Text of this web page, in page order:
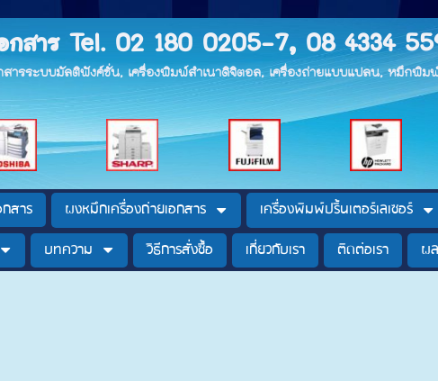
กสาร Tel. 02 180 0205-7, 08 4334
กสารระบบมัลติฟังค์ชั่น, เครื่องพิมพ์สำเนาดิจิตอล, เครื่องถ่ายแบบแปลน, หมึก
กสาร ผงหมึกเครื่องถ่ายเอกสาร เครื่องพิมพ์ปริ้นเตอร์เลเซอร์
บทความ วิธีการสั่งซื้อ เกี่ยวกับเรา ติดต่อเรา ผ